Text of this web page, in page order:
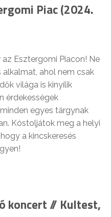
Piac (2024.
Esztergomi Piacon! Ne
ahol nem csak
világa is kinyílik
érdekességek
egyes tárgynak
Kóstoljátok meg a helyi
a kincskeresés
koncert // Kultest,